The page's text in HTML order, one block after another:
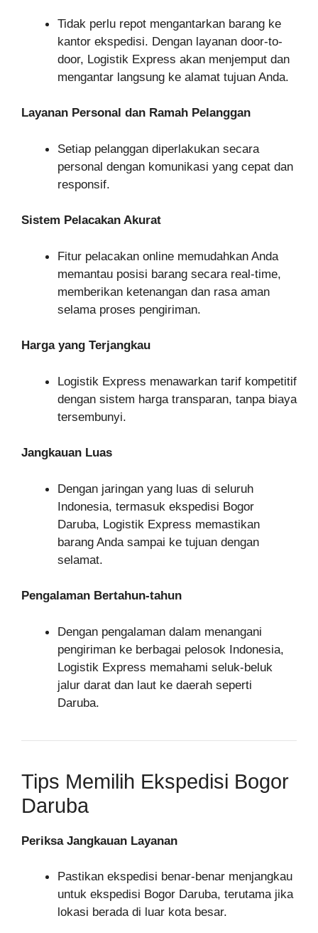
Tidak perlu repot mengantarkan barang ke
kantor ekspedisi. Dengan layanan door-to-
door, Logistik Express akan menjemput dan
mengantar langsung ke alamat tujuan Anda.
Layanan Personal dan Ramah Pelanggan
Setiap pelanggan diperlakukan secara
personal dengan komunikasi yang cepat dan
responsif.
Sistem Pelacakan Akurat
Fitur pelacakan online memudahkan Anda
memantau posisi barang secara real-time,
memberikan ketenangan dan rasa aman
selama proses pengiriman.
Harga yang Terjangkau
Logistik Express menawarkan tarif kompetitif
dengan sistem harga transparan, tanpa biaya
tersembunyi.
Jangkauan Luas
Dengan jaringan yang luas di seluruh
Indonesia, termasuk ekspedisi Bogor
Daruba, Logistik Express memastikan
barang Anda sampai ke tujuan dengan
selamat.
Pengalaman Bertahun-tahun
Dengan pengalaman dalam menangani
pengiriman ke berbagai pelosok Indonesia,
Logistik Express memahami seluk-beluk
jalur darat dan laut ke daerah seperti
Daruba.
Tips Memilih Ekspedisi Bogor
Daruba
Periksa Jangkauan Layanan
Pastikan ekspedisi benar-benar menjangkau
untuk ekspedisi Bogor Daruba, terutama jika
lokasi berada di luar kota besar.